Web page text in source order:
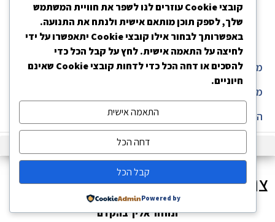
שלחו את הפרטים ונחזור אליכם בהקדם
מדיניות פרטיות
מפת אתר
הצהרת נגישות
קובצי Cookie עוזרים לנו לשפר את חוויית המשתמש
שלך, לספק תוכן מותאם אישית ולנתח את התנועה.
באפשרותך לבחור אילו קובצי Cookie יתאפשרו על ידי
לחיצה על התאמה אישית. לחץ על קבל הכל כדי
להסכים או דחה הכל כדי לדחות קובצי Cookie שאינם
חיוניים.
התאמה אישית
דחה הכל
קבל הכל
Powered by
צור קשר
ונחזור אליך בהקדם